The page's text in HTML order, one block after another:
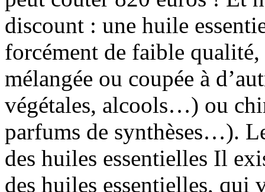
discount : une huile
forcément de faible
mélangée ou coupée à
végétales, alcools…) ou
parfums de synthèses…).
des huiles essentielles Il
des huiles essentielles, qui